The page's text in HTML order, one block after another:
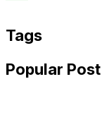
Tags
Popular Post